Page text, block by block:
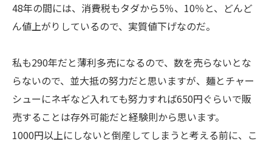
48年の間には、消費税もタダから5％、10％と、どんど
ん値上がりしているので、実質値下げなのだ。
私も290年だと薄利多売になるので、数を売らないとな
らないので、並大抵の努力だと思いますが、麺とチャー
シューにネギなど入れても努力すれば650円ぐらいで販
売することは存外可能だと経験則から思います。
1000円以上にしないと倒産してしまうと考える前に、こ